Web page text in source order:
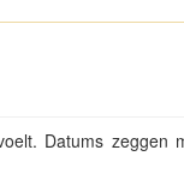
Datums zeggen